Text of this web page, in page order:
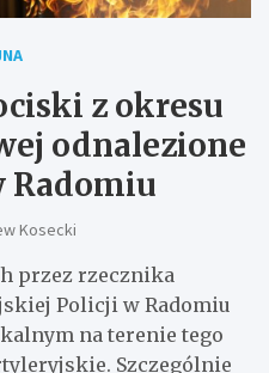
z okresu
odnalezione
Radomiu
Kosecki
przez rzecznika
Policji w Radomiu
na terenie tego
Szczególnie